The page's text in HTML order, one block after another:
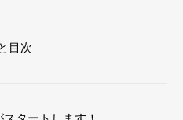
目次